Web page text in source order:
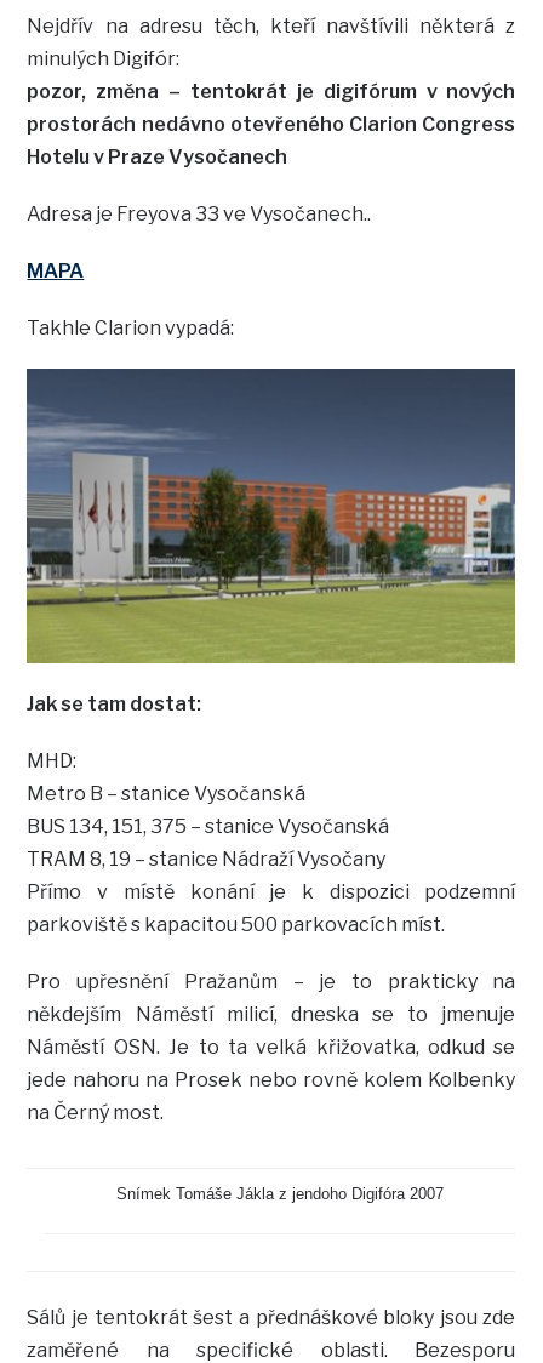
Nejdřív na adresu těch, kteří navštívili některá z
minulých Digifór:
pozor, změna – tentokrát je digifórum v nových
prostorách nedávno otevřeného Clarion Congress
Hotelu v Praze Vysočanech
Adresa je Freyova 33 ve Vysočanech..
MAPA
Takhle Clarion vypadá:
Jak se tam dostat:
MHD:
Metro B – stanice Vysočanská
BUS 134, 151, 375 – stanice Vysočanská
TRAM 8, 19 – stanice Nádraží Vysočany
Přímo v místě konání je k dispozici podzemní
parkoviště s kapacitou 500 parkovacích míst.
Pro upřesnění Pražanům – je to prakticky na
někdejším Náměstí milicí, dneska se to jmenuje
Náměstí OSN. Je to ta velká křižovatka, odkud se
jede nahoru na Prosek nebo rovně kolem Kolbenky
na Černý most.
Snímek Tomáše Jákla z jendoho Digifóra 2007
Sálů je tentokrát šest a přednáškové bloky jsou zde
zaměřené na specifické oblasti. Bezesporu